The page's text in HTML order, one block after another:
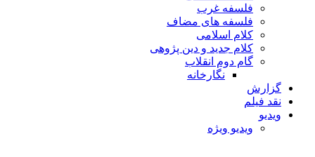
فلسفه غرب
فلسفه های مضاف
کلام اسلامی
کلام جدید و دین پژوهی
گام دوم انقلاب
نگارخانه
گزارش
نقد فیلم
ویدیو
ویدیو ویژه